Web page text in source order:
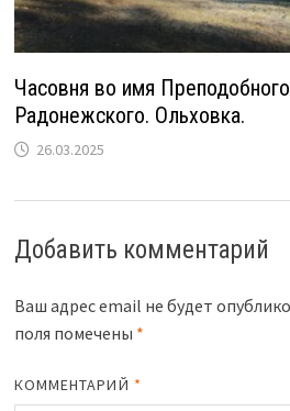
Часовня во имя
Радонежского. Ольховка.
26.03.2025
Добавить комментарий
Ваш адрес email не будет
поля помечены *
КОММЕНТАРИЙ *